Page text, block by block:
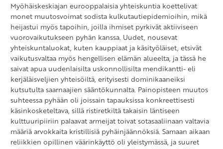
Myöhäiskeskiajan eurooppalaisia yhteiskuntia koettelivat
monet muutosvoimat sodista kulkutautiepidemioihin, mikä
heijastui myös tapoihin, joilla ihmiset pyrkivät aktiiviseen
vuorovaikutukseen pyhän kanssa. Uudet, nousevat
yhteiskuntaluokat, kuten kauppiaat ja käsityöläiset, etsivät
vaikutusvaltaa myös hengellisen elämän alueelta, ja tässä he
saivat apua uudenlaisilta uskonnollisilta mendikantti- eli
kerjäläisveljien yhteisöiltä, erityisesti dominikaaneiksi
kutsutulta saarnaajien sääntökunnalta. Painopisteen muutos
suhteessa pyhään oli joissain tapauksissa konkreettisesti
käsinkosketeltava, sillä ristiretkiltä takaisin läntiseen
kulttuuripiiriin palaavat armeijat toivat sotasaaliinaan valtavia
määriä arvokkaita kristillisiä pyhäinjäännöksiä. Samaan aikaan
reliikkien opillinen väärinkäyttö oli yleistymässä, ja suuret